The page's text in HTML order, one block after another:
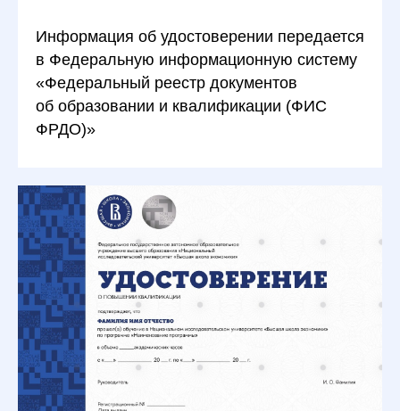
Информация об удостоверении передается
в Федеральную информационную систему
«Федеральный реестр документов
об образовании и квалификации (ФИС
ФРДО)»